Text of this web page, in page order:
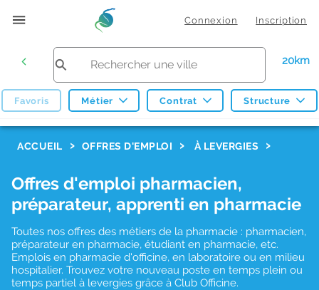
Connexion Inscription
20km
Favoris Métier Contrat Structure
ACCUEIL OFFRES D'EMPLOI À LEVERGIES
Offres d'emploi pharmacien,
préparateur, apprenti en pharmacie
Toutes nos offres des métiers de la pharmacie : pharmacien,
préparateur en pharmacie, étudiant en pharmacie, etc.
Emplois en pharmacie d'officine, en laboratoire ou en milieu
hospitalier. Trouvez votre nouveau poste en temps plein ou
temps partiel à levergies grâce à Club Officine.